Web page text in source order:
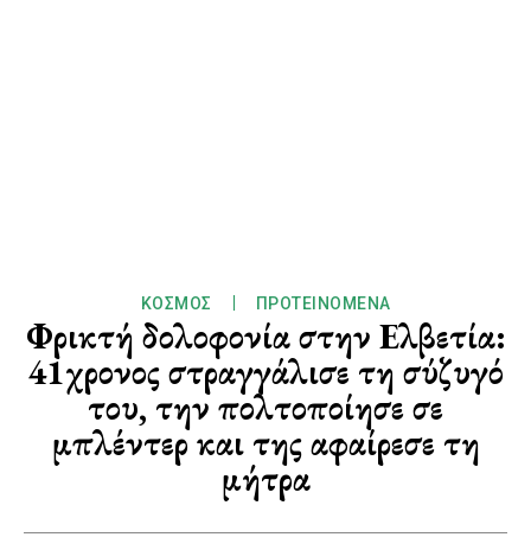
ΚΌΣΜΟΣ ΠΡΟΤΕΙΝΌΜΕΝΑ
Φρικτή δολοφονία στην Ελβετία:
41χρονος στραγγάλισε τη σύζυγό
του, την πολτοποίησε σε
μπλέντερ και της αφαίρεσε τη
μήτρα